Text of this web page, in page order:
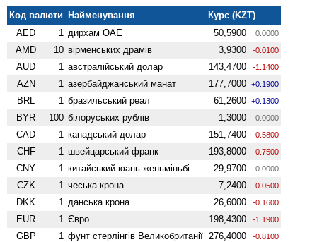
Код валюти Найменування
Курс (KZT)
AED
1 дирхам ОАЕ 50,5900 0.0000
AMD 10 вiрменських драмів 3,9300 -0.0100
AUD 1 австралійський долар 143,4700 -1.1400
AZN 1 азербайджанський манат 177,7000 +0.1900
BRL 1 бразильський реал 61,2600 +0.1300
BYR 100 білоруських рублів 1,3000 0.0000
CAD 1 канадський долар 151,7400 -0.5800
CHF 1 швейцарський франк 193,8000 -0.7500
CNY 1 китайський юань женьмiньбi 29,9700 0.0000
CZK 1 чеська крона 7,2400 -0.0500
DKK 1 данська крона 26,6000 -0.1600
EUR 1 Євро 198,4300 -1.1900
GBP 1 фунт стерлінгів Велико­британії 276,4000 -0.8100